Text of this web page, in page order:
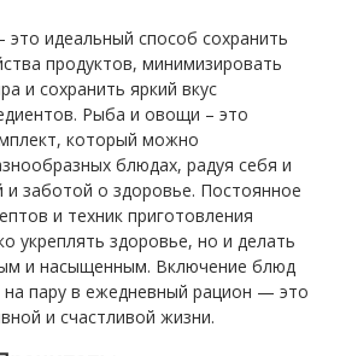
идеальный способ сохранить
продуктов, минимизировать
и сохранить яркий вкус
Рыба и овощи – это
который можно
блюдах, радуя себя и
и заботой о здоровье. Постоянное
и техник приготовления
укреплять здоровье, но и делать
и насыщенным. Включение блюд
пару в ежедневный рацион — это
и счастливой жизни.